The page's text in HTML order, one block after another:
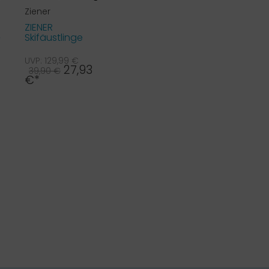
Ziener
ZIENER
Skifäustlinge
ex4 Germani
extra warm ...
UVP: 129,99 €
39,90 €27,93
€*